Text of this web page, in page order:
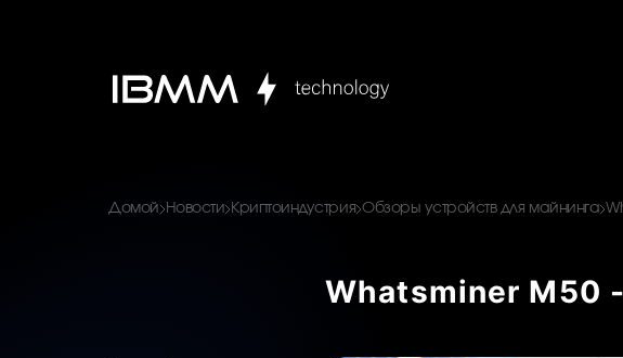
Домой Новости Криптоиндустрия Обзоры устройств для майнинга
Whatsminer M50